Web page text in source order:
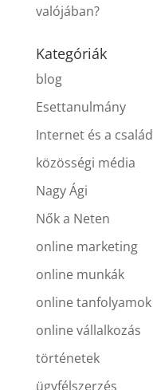
valójában?
Kategóriák
blog
Esettanulmány
Internet és a család
közösségi média
Nagy Ági
Nők a Neten
online marketing
online munkák
online tanfolyamok
online vállalkozás
történetek
ügyfélszerzés